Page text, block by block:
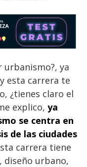
urbanismo?, ya
esta carrera te
¿tienes claro el
explico, ya
se centra en
de las ciudades
carrera tiene
diseño urbano,